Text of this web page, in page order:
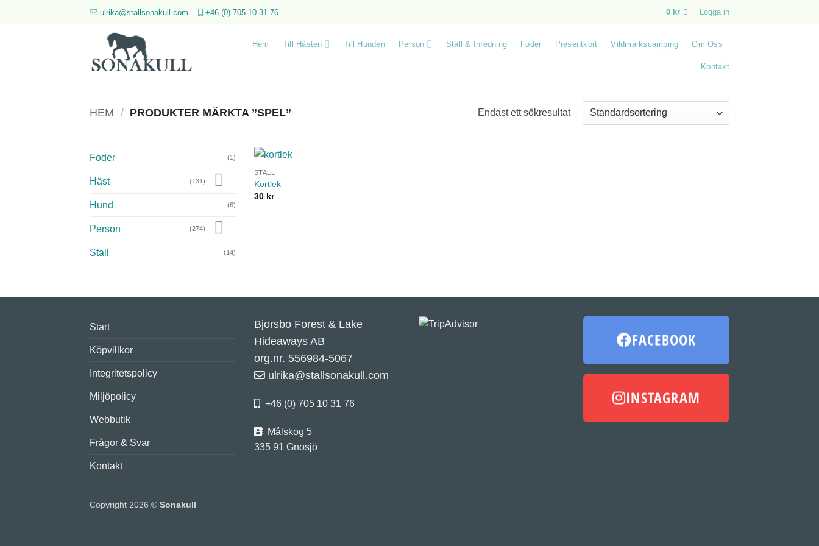
ulrika@stallsonakull.com +46 (0) 705 10 31 76 0 kr Logga in
Hem Till Hästen Till Hunden Person Stall & Inredning Foder Presentkort Vildmarkscamping Om Oss
Kontakt
HEM / PRODUKTER MÄRKTA ”SPEL” Endast ett sökresultat
Foder (1)
Häst (131)
Hund (6)
Person (274)
Stall (14)
STALL
Kortlek
30 kr
Start
Köpvillkor
Integritetspolicy
Miljöpolicy
Webbutik
Frågor & Svar
Kontakt
Bjorsbo Forest & Lake
Hideaways AB
org.nr. 556984-5067
ulrika@stallsonakull.com
+46 (0) 705 10 31 76
Målskog 5
335 91 Gnosjö
FACEBOOK
INSTAGRAM
Copyright 2026 © Sonakull